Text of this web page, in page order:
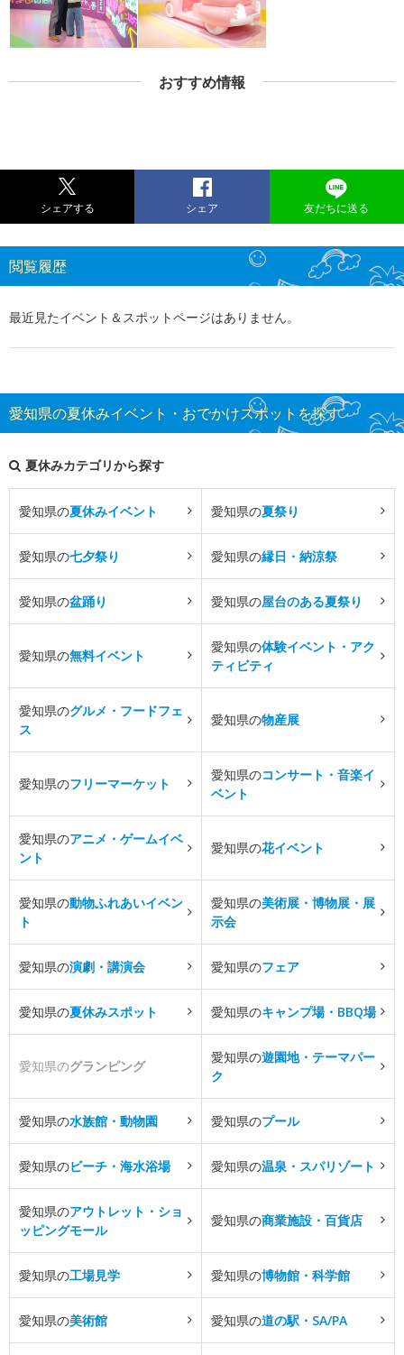
おすすめ情報
シェアする シェア 友だちに送る
閲覧履歴
最近見たイベント＆スポットページはありません。
愛知県の夏休みイベント・おでかけスポットを探す
夏休みカテゴリから探す
愛知県の夏休みイベント 愛知県の夏祭り
愛知県の七夕祭り 愛知県の縁日・納涼祭
愛知県の盆踊り 愛知県の屋台のある夏祭り
愛知県の無料イベント
愛知県の体験イベント・アク
ティビティ
愛知県のグルメ・フードフェ
ス
愛知県の物産展
愛知県のフリーマーケット
愛知県のコンサート・音楽イ
ベント
愛知県のアニメ・ゲームイベ
ント
愛知県の花イベント
愛知県の動物ふれあいイベン
ト
愛知県の美術展・博物展・展
示会
愛知県の演劇・講演会 愛知県のフェア
愛知県の夏休みスポット 愛知県のキャンプ場・BBQ場
愛知県のグランピング
愛知県の遊園地・テーマパー
ク
愛知県の水族館・動物園 愛知県のプール
愛知県のビーチ・海水浴場 愛知県の温泉・スパリゾート
愛知県のアウトレット・ショ
ッピングモール
愛知県の商業施設・百貨店
愛知県の工場見学 愛知県の博物館・科学館
愛知県の美術館 愛知県の道の駅・SA/PA